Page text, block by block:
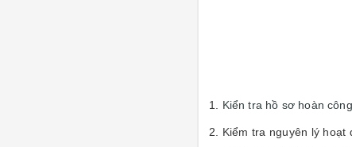
Kiển tra hồ sơ hoàn
Kiểm tra nguyên lý hoạt